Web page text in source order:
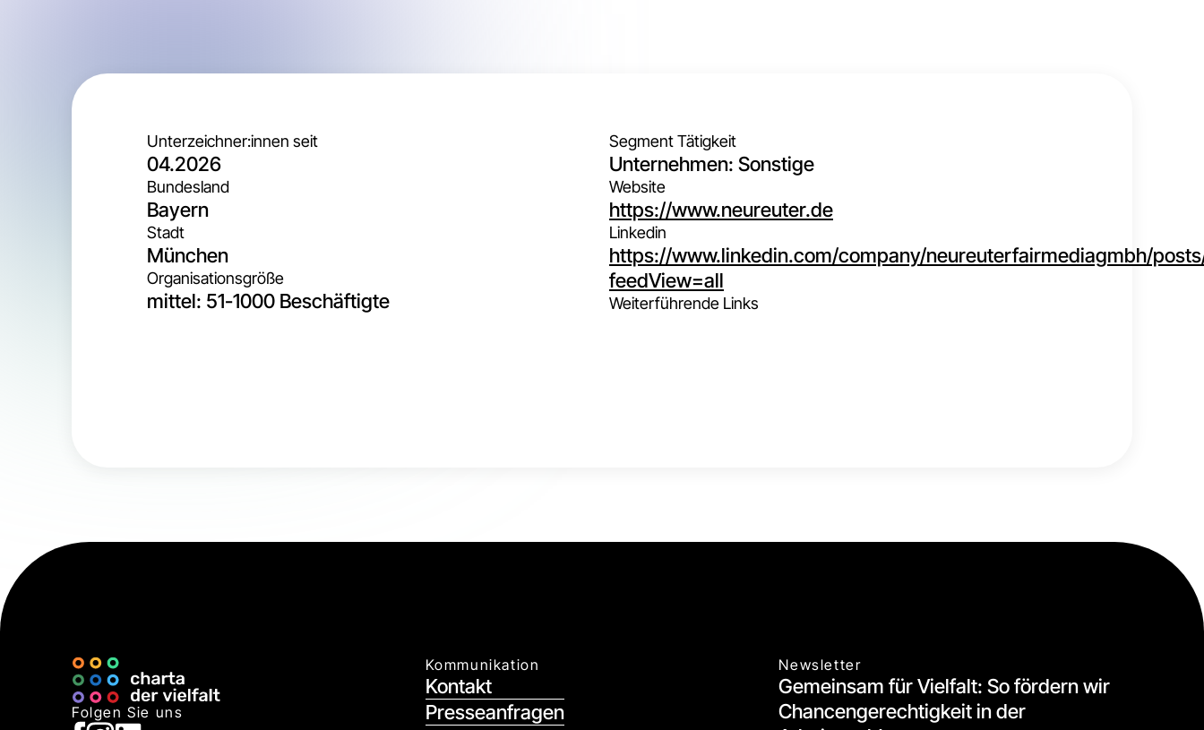
Unterzeichner:innen seit
04.2026
Bundesland
Bayern
Stadt
München
Organisationsgröße
mittel: 51-1000 Beschäftigte
Segment Tätigkeit
Unternehmen: Sonstige
Website
https://www.neureuter.de
Linkedin
https://www.linkedin.com/company/neureuterfairmediagmbh/
feedView=all
Weiterführende Links
Folgen Sie uns
Kommunikation
Kontakt
Presseanfragen
Newsletter
Gemeinsam für Vielfalt: So fördern wir
Chancengerechtigkeit in der